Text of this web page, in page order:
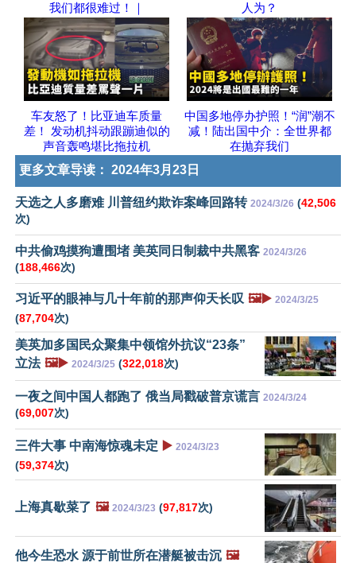
我们都很难过！｜
人为？
车友怒了！比亚迪车质量
差！ 发动机抖动跟蹦迪似的
声音轰鸣堪比拖拉机
中国多地停办护照！“润”潮不
减！陆出国中介：全世界都
在抛弃我们
更多文章导读： 2024年3月23日
天选之人多磨难 川普纽约欺诈案峰回路转 2024/3/26 (42,506
次)
中共偷鸡摸狗遭围堵 美英同日制裁中共黑客 2024/3/26
(188,466次)
习近平的眼神与几十年前的那声仰天长叹 🖼️▶️ 2024/3/25
(87,704次)
美英加多国民众聚集中领馆外抗议“23条”
立法 🖼️▶️ 2024/3/25 (322,018次)
一夜之间中国人都跑了 俄当局戳破普京谎言 2024/3/24
(69,007次)
三件大事 中南海惊魂未定 ▶️ 2024/3/23
(59,374次)
上海真歇菜了 🖼️ 2024/3/23 (97,817次)
他今生恐水 源于前世所在潜艇被击沉 🖼️